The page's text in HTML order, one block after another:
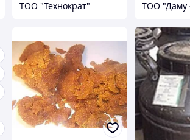
ТОО "Технократ" ТОО "Даму